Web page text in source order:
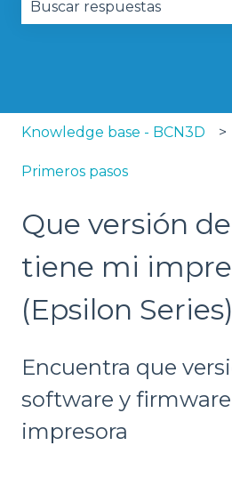
Knowledge base - BCN3D
Primeros pasos
Que versión
tiene mi
(Epsilon Series)
Encuentra que
software y
impresora